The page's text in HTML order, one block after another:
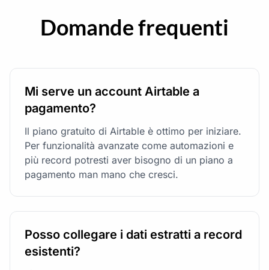
Domande frequenti
Mi serve un account Airtable a
pagamento?
Il piano gratuito di Airtable è ottimo per iniziare.
Per funzionalità avanzate come automazioni e
più record potresti aver bisogno di un piano a
pagamento man mano che cresci.
Posso collegare i dati estratti a record
esistenti?